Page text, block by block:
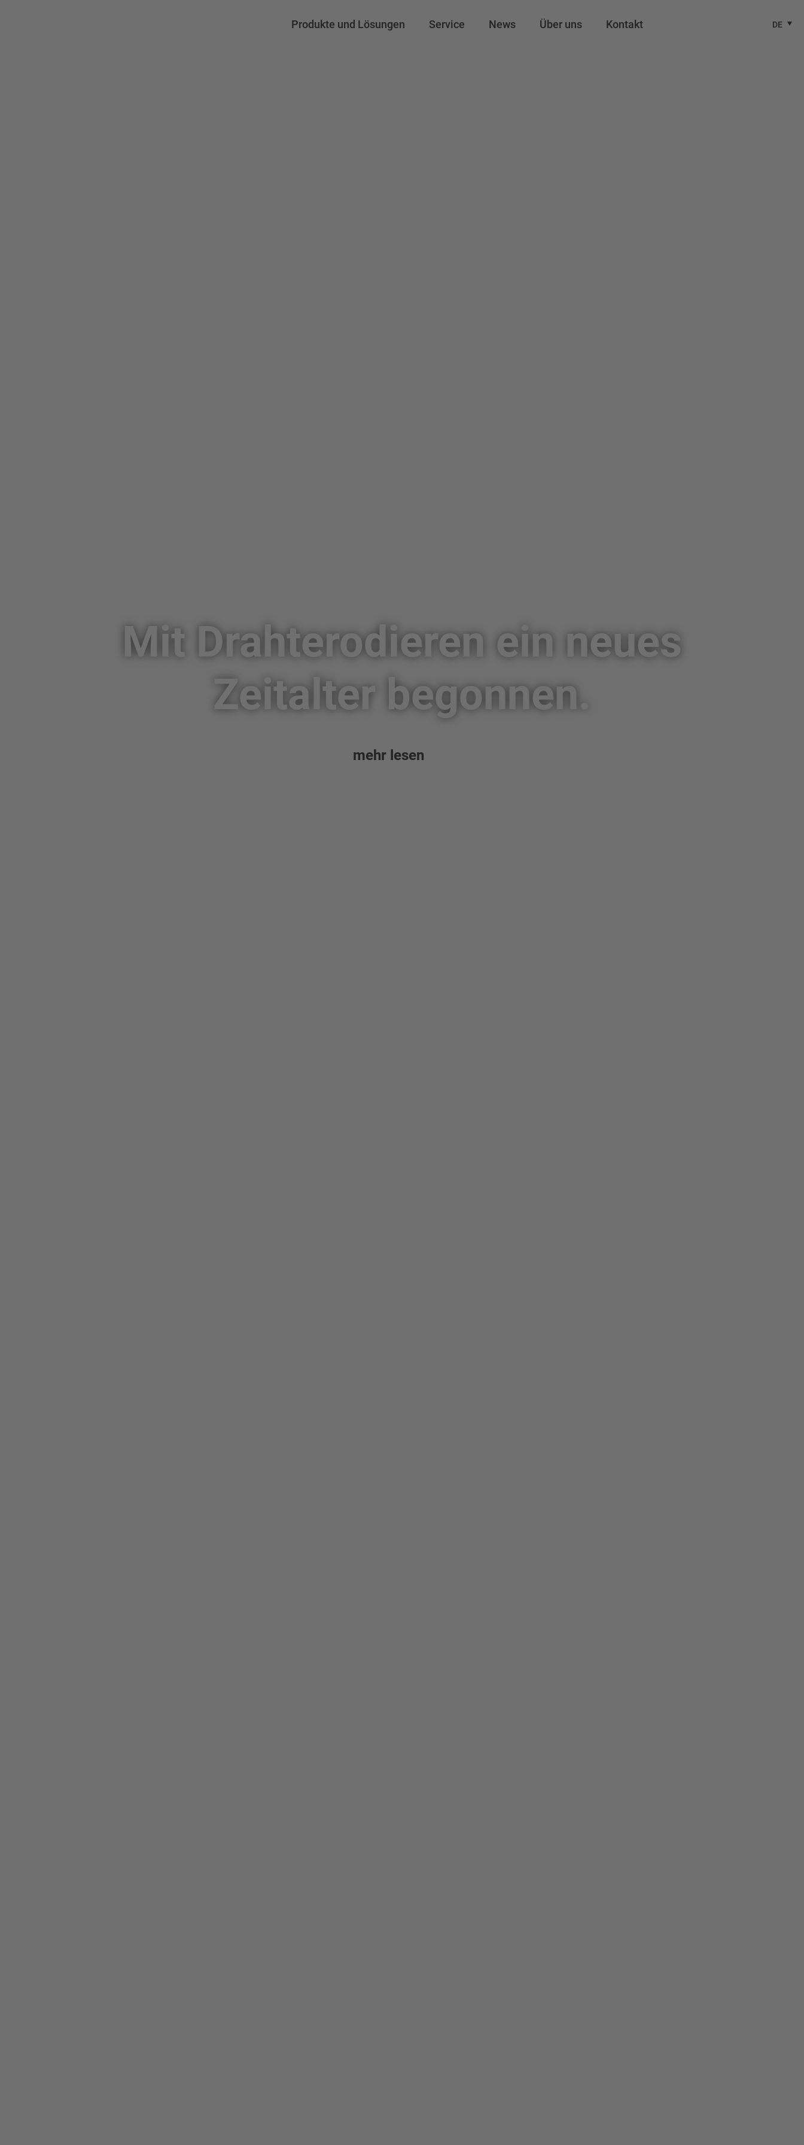
Produkte und Lösungen Service News Über uns Kontakt DE
Mit Drahterodieren ein neues
Zeitalter begonnen.
mehr lesen